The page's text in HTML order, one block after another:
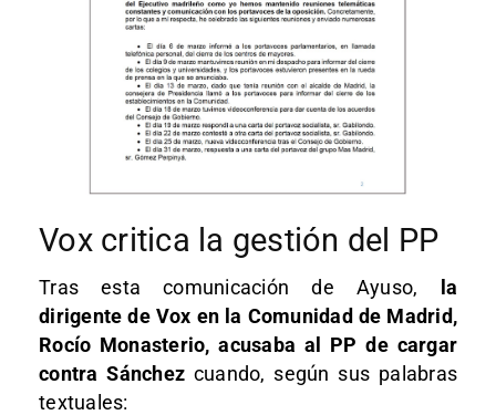
Vox critica la gestión del PP
Tras esta comunicación de Ayuso, la
dirigente de Vox en la Comunidad de Madrid,
Rocío Monasterio, acusaba al PP de cargar
contra Sánchez cuando, según sus palabras
textuales: